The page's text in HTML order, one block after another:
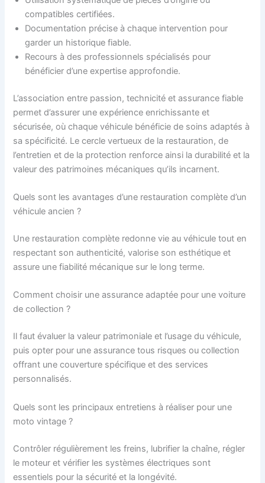
compatibles certifiées.
Documentation précise à chaque intervention pour
garder un historique fiable.
Recours à des professionnels spécialisés pour
bénéficier d’une expertise approfondie.
L’association entre passion, technicité et assurance fiable
permet d’assurer une expérience enrichissante et
sécurisée, où chaque véhicule bénéficie de soins adaptés à
sa spécificité. Le cercle vertueux de la restauration, de
l’entretien et de la protection renforce ainsi la durabilité et la
valeur des patrimoines mécaniques qu’ils incarnent.
Quels sont les avantages d’une restauration complète d’un
véhicule ancien ?
Une restauration complète redonne vie au véhicule tout en
respectant son authenticité, valorise son esthétique et
assure une fiabilité mécanique sur le long terme.
Comment choisir une assurance adaptée pour une voiture
de collection ?
Il faut évaluer la valeur patrimoniale et l’usage du véhicule,
puis opter pour une assurance tous risques ou collection
offrant une couverture spécifique et des services
personnalisés.
Quels sont les principaux entretiens à réaliser pour une
moto vintage ?
Contrôler régulièrement les freins, lubrifier la chaîne, régler
le moteur et vérifier les systèmes électriques sont
essentiels pour la sécurité et la longévité.